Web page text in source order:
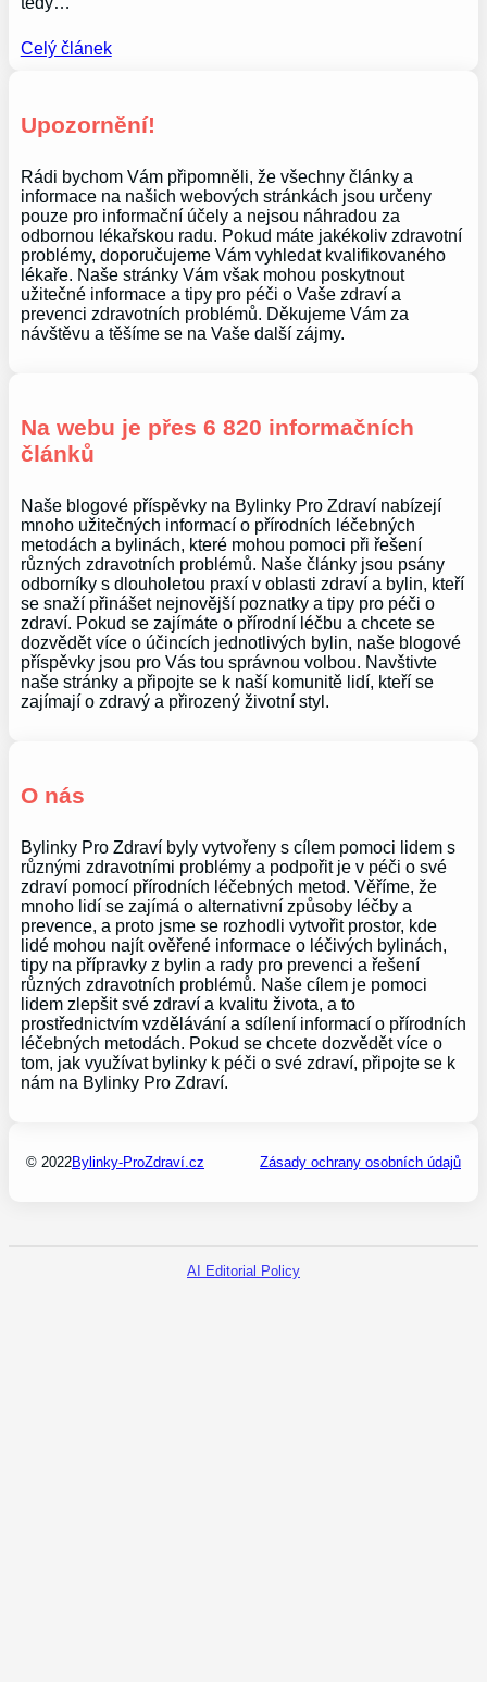
Celý článek
Upozornění!
Rádi bychom Vám připomněli, že všechny články a
informace na našich webových stránkách jsou určeny
pouze pro informační účely a nejsou náhradou za
odbornou lékařskou radu. Pokud máte jakékoliv zdravotní
problémy, doporučujeme Vám vyhledat kvalifikovaného
lékaře. Naše stránky Vám však mohou poskytnout
užitečné informace a tipy pro péči o Vaše zdraví a
prevenci zdravotních problémů. Děkujeme Vám za
návštěvu a těšíme se na Vaše další zájmy.
Na webu je přes 6 820 informačních
článků
Naše blogové příspěvky na Bylinky Pro Zdraví nabízejí
mnoho užitečných informací o přírodních léčebných
metodách a bylinách, které mohou pomoci při řešení
různých zdravotních problémů. Naše články jsou psány
odborníky s dlouholetou praxí v oblasti zdraví a bylin, kteří
se snaží přinášet nejnovější poznatky a tipy pro péči o
zdraví. Pokud se zajímáte o přírodní léčbu a chcete se
dozvědět více o účincích jednotlivých bylin, naše blogové
příspěvky jsou pro Vás tou správnou volbou. Navštivte
naše stránky a připojte se k naší komunitě lidí, kteří se
zajímají o zdravý a přirozený životní styl.
O nás
Bylinky Pro Zdraví byly vytvořeny s cílem pomoci lidem s
různými zdravotními problémy a podpořit je v péči o své
zdraví pomocí přírodních léčebných metod. Věříme, že
mnoho lidí se zajímá o alternativní způsoby léčby a
prevence, a proto jsme se rozhodli vytvořit prostor, kde
lidé mohou najít ověřené informace o léčivých bylinách,
tipy na přípravky z bylin a rady pro prevenci a řešení
různých zdravotních problémů. Naše cílem je pomoci
lidem zlepšit své zdraví a kvalitu života, a to
prostřednictvím vzdělávání a sdílení informací o přírodních
léčebných metodách. Pokud se chcete dozvědět více o
tom, jak využívat bylinky k péči o své zdraví, připojte se k
nám na Bylinky Pro Zdraví.
© 2022Bylinky-ProZdraví.cz Zásady ochrany osobních údajů
AI Editorial Policy